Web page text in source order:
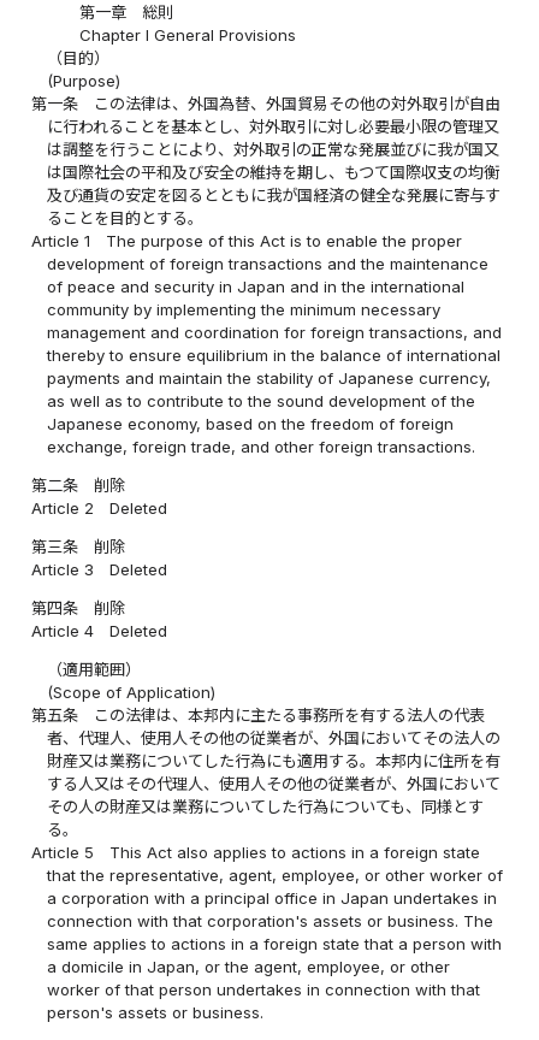
第一章 総則
Chapter I General Provisions
（目的）
(Purpose)
第一条
この法律は、外国為替、外国貿易その他の対外取引が自由
に行われることを基本とし、対外取引に対し必要最小限の管理又
は調整を行うことにより、対外取引の正常な発展並びに我が国又
は国際社会の平和及び安全の維持を期し、もつて国際収支の均衡
及び通貨の安定を図るとともに我が国経済の健全な発展に寄与す
ることを目的とする。
Article 1
The purpose of this Act is to enable the proper
development of foreign transactions and the maintenance
of peace and security in Japan and in the international
community by implementing the minimum necessary
management and coordination for foreign transactions, and
thereby to ensure equilibrium in the balance of international
payments and maintain the stability of Japanese currency,
as well as to contribute to the sound development of the
Japanese economy, based on the freedom of foreign
exchange, foreign trade, and other foreign transactions.
第二条
削除
Article 2
Deleted
第三条
削除
Article 3
Deleted
第四条
削除
Article 4
Deleted
（適用範囲）
(Scope of Application)
第五条
この法律は、本邦内に主たる事務所を有する法人の代表
者、代理人、使用人その他の従業者が、外国においてその法人の
財産又は業務についてした行為にも適用する。本邦内に住所を有
する人又はその代理人、使用人その他の従業者が、外国において
その人の財産又は業務についてした行為についても、同様とす
る。
Article 5
This Act also applies to actions in a foreign state
that the representative, agent, employee, or other worker of
a corporation with a principal office in Japan undertakes in
connection with that corporation's assets or business. The
same applies to actions in a foreign state that a person with
a domicile in Japan, or the agent, employee, or other
worker of that person undertakes in connection with that
person's assets or business.